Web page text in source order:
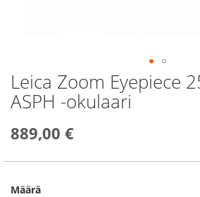
Leica Zoom Eyepiece
ASPH -okulaari
889,00 €
Määrä
Skip
to
the
of